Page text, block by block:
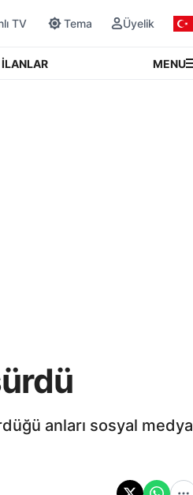
TV Tema Üyelik
MENU
anları sosyal medya